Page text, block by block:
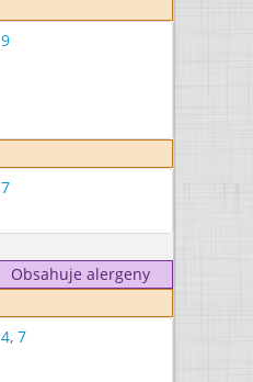
9
7
Obsahuje alergeny
4, 7